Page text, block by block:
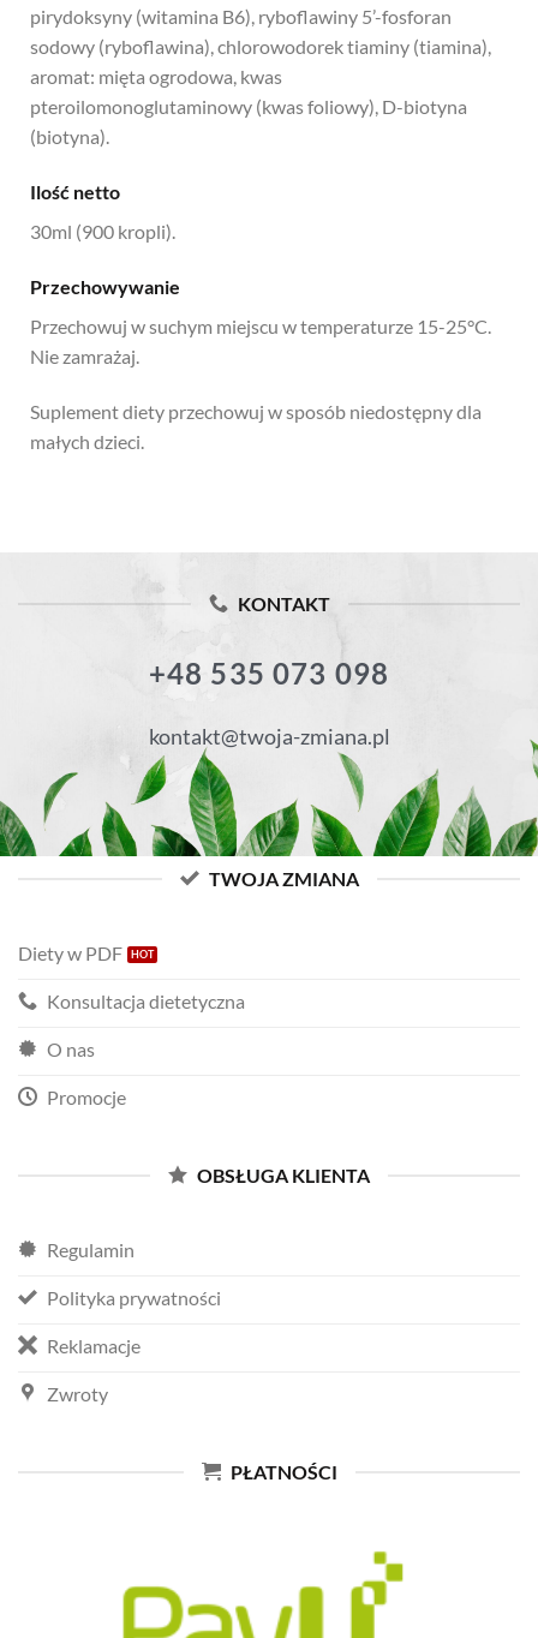
pirydoksyny (witamina B6), ryboflawiny 5’-fosforan
sodowy (ryboflawina), chlorowodorek tiaminy (tiamina),
aromat: mięta ogrodowa, kwas
pteroilomonoglutaminowy (kwas foliowy), D-biotyna
(biotyna).
Ilość netto
30ml (900 kropli).
Przechowywanie
Przechowuj w suchym miejscu w temperaturze 15-25°C.
Nie zamrażaj.
Suplement diety przechowuj w sposób niedostępny dla
małych dzieci.
KONTAKT
+48 535 073 098
kontakt@twoja-zmiana.pl
TWOJA ZMIANA
Diety w PDF
Konsultacja dietetyczna
O nas
Promocje
OBSŁUGA KLIENTA
Regulamin
Polityka prywatności
Reklamacje
Zwroty
PŁATNOŚCI